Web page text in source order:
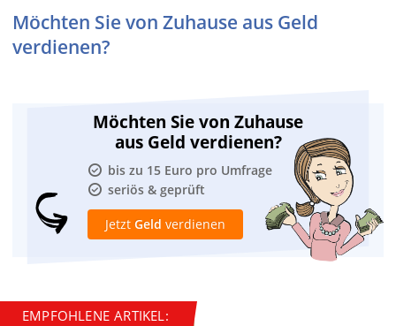
Möchten Sie von Zuhause aus Geld
verdienen?
Möchten Sie von Zuhause
aus Geld verdienen?
bis zu 15 Euro pro Umfrage
seriös & geprüft
Jetzt Geld verdienen
EMPFOHLENE ARTIKEL: